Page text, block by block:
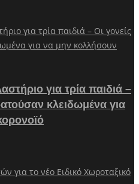
για τρία παιδιά –
κλειδωμένα για